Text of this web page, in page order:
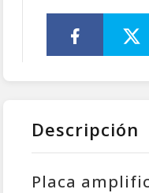
Descripción
Placa